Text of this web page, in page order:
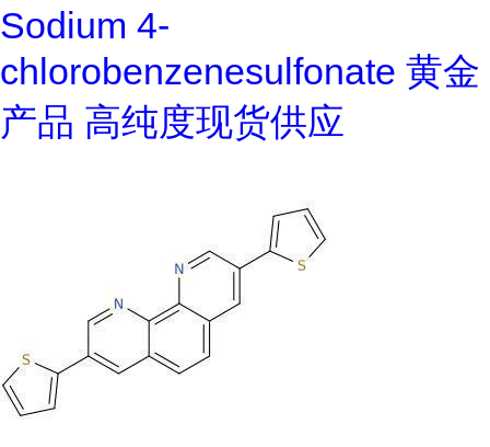
Sodium 4-
chlorobenzenesulfonate 黄金
产品 高纯度现货供应